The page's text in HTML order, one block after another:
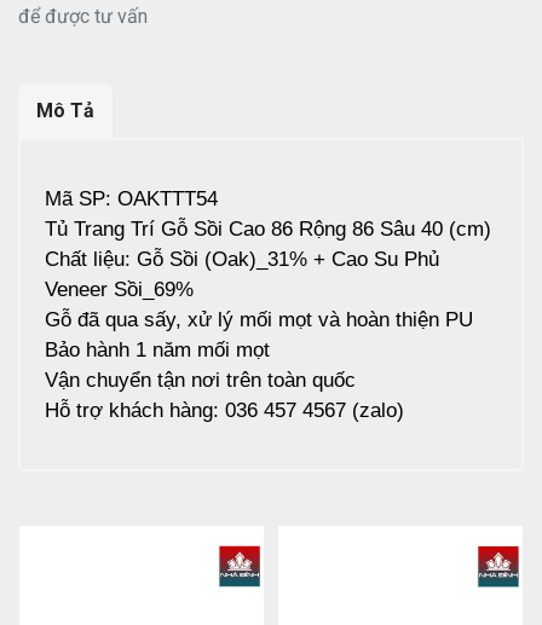
để được tư vấn
Mô Tả
Mã SP: OAKTTT54
Tủ Trang Trí Gỗ Sồi Cao 86 Rộng 86 Sâu 40 (cm)
Chất liệu: Gỗ Sồi (Oak)_31% + Cao Su Phủ
Veneer Sồi_69%
Gỗ đã qua sấy, xử lý mối mọt và hoàn thiện PU
Bảo hành 1 năm mối mọt
Vận chuyển tận nơi trên toàn quốc
Hỗ trợ khách hàng: 036 457 4567 (zalo)